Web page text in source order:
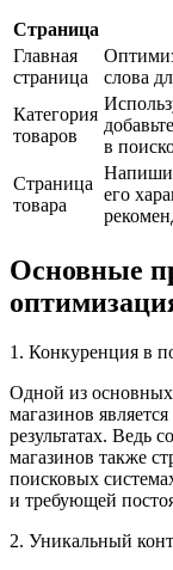
Страница
Главная
страница
слова
Категория
товаров
в
Страница
товара
его
Основные
1. Конкуренция в
Одной из
магазинов
результатах. Ведь
магазинов также
поисковых
и требующей
2. Уникальный